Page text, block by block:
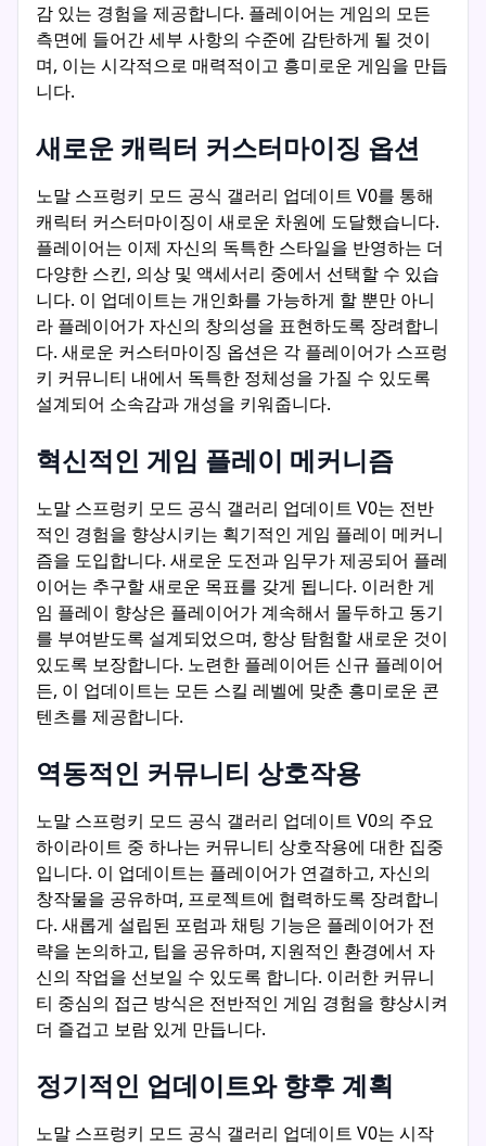
감 있는 경험을 제공합니다. 플레이어는 게임의 모든
측면에 들어간 세부 사항의 수준에 감탄하게 될 것이
며, 이는 시각적으로 매력적이고 흥미로운 게임을 만듭
니다.
새로운 캐릭터 커스터마이징 옵션
노말 스프렁키 모드 공식 갤러리 업데이트 V0를 통해
캐릭터 커스터마이징이 새로운 차원에 도달했습니다.
플레이어는 이제 자신의 독특한 스타일을 반영하는 더
다양한 스킨, 의상 및 액세서리 중에서 선택할 수 있습
니다. 이 업데이트는 개인화를 가능하게 할 뿐만 아니
라 플레이어가 자신의 창의성을 표현하도록 장려합니
다. 새로운 커스터마이징 옵션은 각 플레이어가 스프렁
키 커뮤니티 내에서 독특한 정체성을 가질 수 있도록
설계되어 소속감과 개성을 키워줍니다.
혁신적인 게임 플레이 메커니즘
노말 스프렁키 모드 공식 갤러리 업데이트 V0는 전반
적인 경험을 향상시키는 획기적인 게임 플레이 메커니
즘을 도입합니다. 새로운 도전과 임무가 제공되어 플레
이어는 추구할 새로운 목표를 갖게 됩니다. 이러한 게
임 플레이 향상은 플레이어가 계속해서 몰두하고 동기
를 부여받도록 설계되었으며, 항상 탐험할 새로운 것이
있도록 보장합니다. 노련한 플레이어든 신규 플레이어
든, 이 업데이트는 모든 스킬 레벨에 맞춘 흥미로운 콘
텐츠를 제공합니다.
역동적인 커뮤니티 상호작용
노말 스프렁키 모드 공식 갤러리 업데이트 V0의 주요
하이라이트 중 하나는 커뮤니티 상호작용에 대한 집중
입니다. 이 업데이트는 플레이어가 연결하고, 자신의
창작물을 공유하며, 프로젝트에 협력하도록 장려합니
다. 새롭게 설립된 포럼과 채팅 기능은 플레이어가 전
략을 논의하고, 팁을 공유하며, 지원적인 환경에서 자
신의 작업을 선보일 수 있도록 합니다. 이러한 커뮤니
티 중심의 접근 방식은 전반적인 게임 경험을 향상시켜
더 즐겁고 보람 있게 만듭니다.
정기적인 업데이트와 향후 계획
노말 스프렁키 모드 공식 갤러리 업데이트 V0는 시작